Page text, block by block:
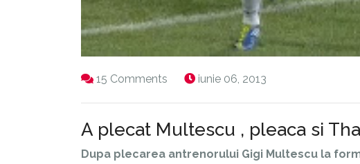
15 Comments iunie 06, 2013
A plecat Multescu , pleaca si
Dupa plecarea antrenorului Gigi Multescu la